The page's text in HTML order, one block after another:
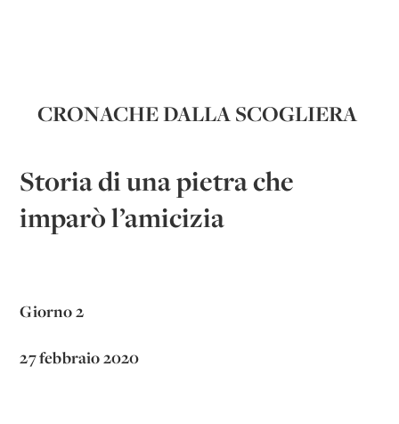
CRONACHE DALLA SCOGLIERA
Storia di una pietra che
imparò l’amicizia
Giorno 2
27 febbraio 2020